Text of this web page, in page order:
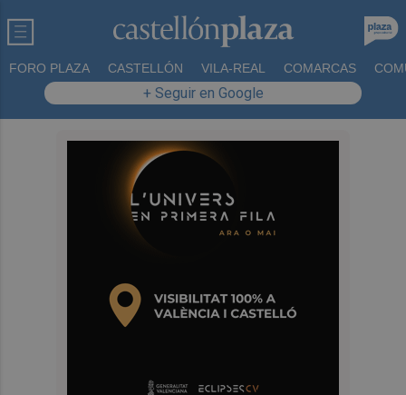
FORO PLAZA CASTELLÓN VILA-REAL COMARCAS
+ Seguir en Google